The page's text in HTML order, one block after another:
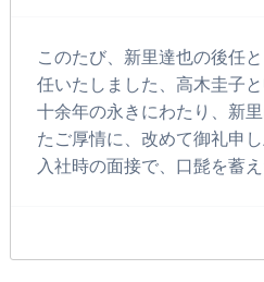
このたび、新里達也の後任
任いたしました、高木圭子
十余年の永きにわたり、新
たご厚情に、改めて御礼申
入社時の面接で、口髭を蓄